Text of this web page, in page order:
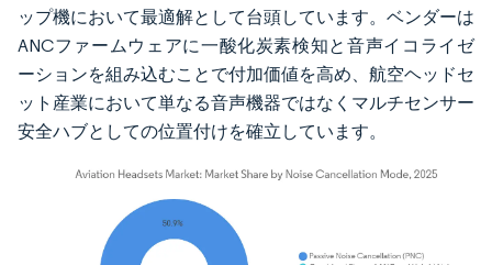
ップ機において最適解として台頭しています。ベンダーは
ANCファームウェアに一酸化炭素検知と音声イコライゼ
ーションを組み込むことで付加価値を高め、航空ヘッドセ
ット産業において単なる音声機器ではなくマルチセンサー
安全ハブとしての位置付けを確立しています。